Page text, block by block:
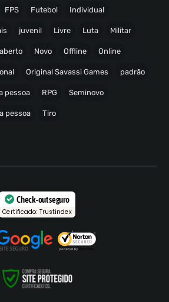
FPS Futebol Individual
juvenil Livre Luta Militar
Novo Offline Online
Original Savassi Games padrão
pessoa RPG Seminovo
pessoa Tiro
Check-out seguro
Certificado: Trustindex